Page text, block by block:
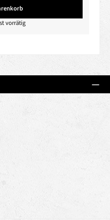
vorrätig